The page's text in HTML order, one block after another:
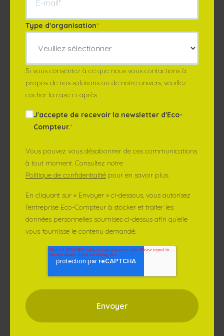
Type d'organisation*
Si vous consentez à ce que nous vous contactions à
propos de nos solutions ou de notre univers, veuillez
cocher la case ci-après :
J'accepte de recevoir la newsletter d'Eco-
Compteur.*
Vous pouvez vous désabonner de ces communications
à tout moment. Consultez notre
Politique de confidentialité pour en savoir plus.
En cliquant sur « Envoyer » ci-dessous, vous autorisez
l’entreprise Eco-Compteur à stocker et traiter les
données personnelles soumises ci-dessus afin qu’elle
vous fournisse le contenu demandé.